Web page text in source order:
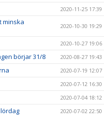
2020-11-25 17:39
minska
2020-10-30 19:29
2020-10-27 19:06
börjar 31/8 2020-08-27 19:43
2020-07-19 12:07
2020-07-12 16:30
2020-07-04 18:12
2020-07-02 22:50